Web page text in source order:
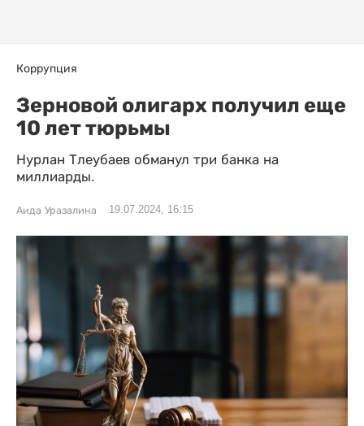
Коррупция
Зерновой олигарх получил еще
10 лет тюрьмы
Нурлан Тлеубаев обманул три банка на
миллиарды.
Аида Уразалина 19.07.2024, 16:15